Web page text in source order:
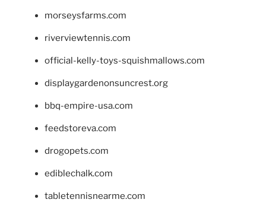
morseysfarms.com
riverviewtennis.com
official-kelly-toys-squishmallows.com
displaygardenonsuncrest.org
bbq-empire-usa.com
feedstoreva.com
drogopets.com
ediblechalk.com
tabletennisnearme.com